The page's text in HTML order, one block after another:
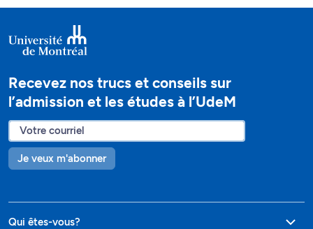
Recevez nos trucs et conseils sur
l’admission et les études à l’UdeM
Je veux m'abonner
Qui êtes-vous?